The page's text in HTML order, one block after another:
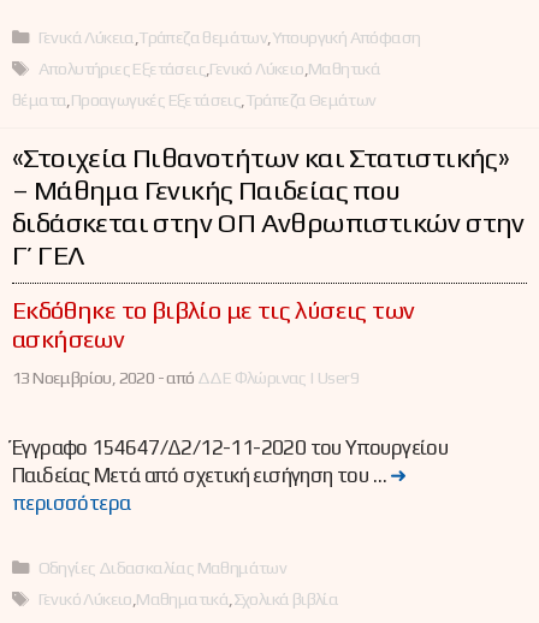
Κατηγορίες
Γενικά Λύκεια Τράπεζα θεμάτων Υπουργική Απόφαση
Ετικέτες
Απολυτήριες Εξετάσεις Γενικό Λύκειο Μαθητικά
θέματα Προαγωγικές Εξετάσεις Τράπεζα Θεμάτων
«Στοιχεία Πιθανοτήτων και Στατιστικής»
– Μάθημα Γενικής Παιδείας που
διδάσκεται στην ΟΠ Ανθρωπιστικών στην
Γ’ ΓΕΛ
Εκδόθηκε το βιβλίο με τις λύσεις των
ασκήσεων
13 Νοεμβρίου, 2020 -από ΔΔΕ Φλώρινας | User9
Έγγραφο 154647/Δ2/12-11-2020 του Υπουργείου
Παιδείας Μετά από σχετική εισήγηση του … ➜
περισσότερα
Κατηγορίες
Οδηγίες Διδασκαλίας Μαθημάτων
Ετικέτες
Γενικό Λύκειο Μαθηματικά Σχολικά βιβλία